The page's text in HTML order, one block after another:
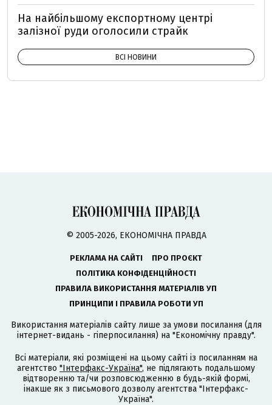
На найбільшому експортному центрі
залізної руди оголосили страйк
ВСІ НОВИНИ
© 2005-2026, ЕКОНОМІЧНА ПРАВДА
РЕКЛАМА НА САЙТІ
ПРО ПРОЄКТ
ПОЛІТИКА КОНФІДЕНЦІЙНОСТІ
ПРАВИЛА ВИКОРИСТАННЯ МАТЕРІАЛІВ УП
ПРИНЦИПИ І ПРАВИЛА РОБОТИ УП
Використання матеріалів сайту лише за умови посилання (для
інтернет-видань - гіперпосилання) на "Економічну правду".
Всі матеріали, які розміщені на цьому сайті із посиланням на
агентство "Інтерфакс-Україна", не підлягають подальшому
відтворенню та/чи розповсюдженню в будь-якій формі,
інакше як з письмового дозволу агентства "Інтерфакс-
Україна".